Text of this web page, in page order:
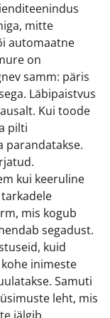
mitte
automaatne
on
samm: päris
Läbipaistvus
Kui toode
pilti
parandatakse.
kui keeruline
mis kogub
segadust.
kuid
inimeste
Samuti
leht, mis